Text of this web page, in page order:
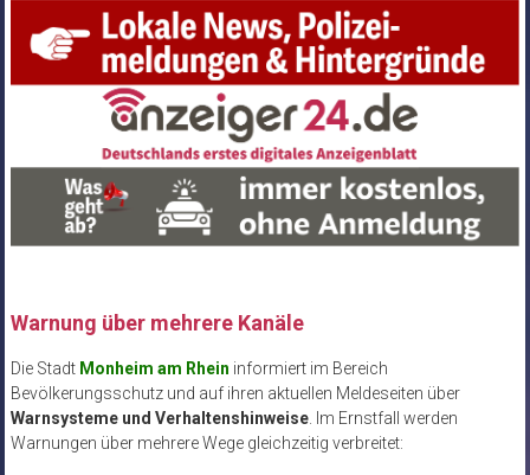
Warnung über mehrere Kanäle
Die Stadt Monheim am Rhein informiert im Bereich
Bevölkerungsschutz und auf ihren aktuellen Meldeseiten über
Warnsysteme und Verhaltenshinweise. Im Ernstfall werden
Warnungen über mehrere Wege gleichzeitig verbreitet: